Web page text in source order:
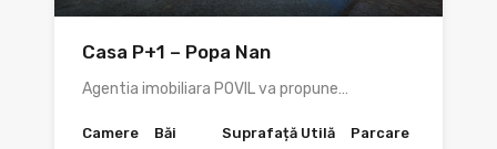
Casa P+1 – Popa Nan
Agentia imobiliara POVIL va propune…
Camere Băi Suprafață Utilă Parcare